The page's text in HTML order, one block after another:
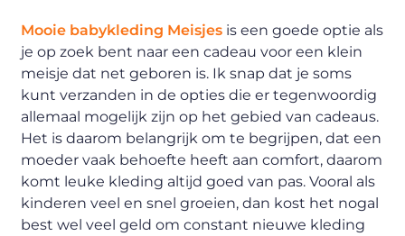
Mooie babykleding Meisjes is een goede optie als
je op zoek bent naar een cadeau voor een klein
meisje dat net geboren is. Ik snap dat je soms
kunt verzanden in de opties die er tegenwoordig
allemaal mogelijk zijn op het gebied van cadeaus.
Het is daarom belangrijk om te begrijpen, dat een
moeder vaak behoefte heeft aan comfort, daarom
komt leuke kleding altijd goed van pas. Vooral als
kinderen veel en snel groeien, dan kost het nogal
best wel veel geld om constant nieuwe kleding